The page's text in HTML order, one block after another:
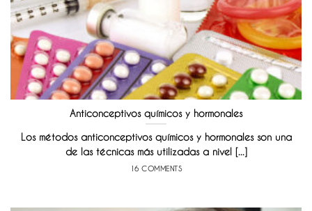
Anticonceptivos químicos y hormonales
Los métodos anticonceptivos químicos y hormonales son una
de las técnicas más utilizadas a nivel [...]
16 COMMENTS